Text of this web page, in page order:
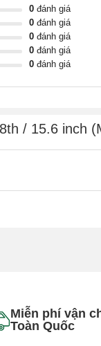
0 đánh giá
0 đánh giá
0 đánh giá
0 đánh giá
0 đánh giá
/ 15.6 inch
Miễn phí vận
Toàn Quốc